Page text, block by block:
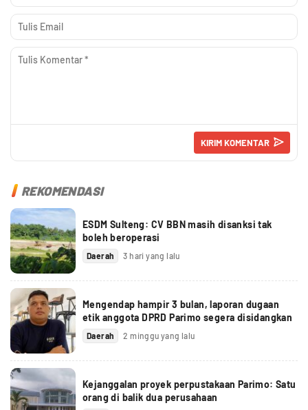
REKOMENDASI
ESDM Sulteng: CV BBN masih disanksi tak
boleh beroperasi
Daerah 3 hari yang lalu
Mengendap hampir 3 bulan, laporan dugaan
etik anggota DPRD Parimo segera disidangkan
Daerah 2 minggu yang lalu
Kejanggalan proyek perpustakaan Parimo: Satu
orang di balik dua perusahaan